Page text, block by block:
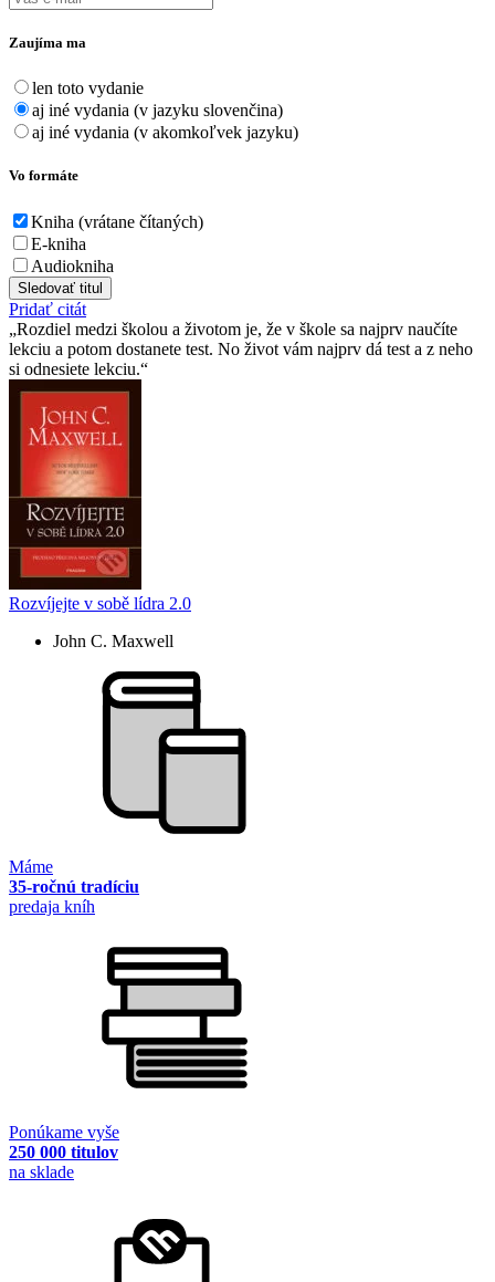
Zaujíma ma
len toto vydanie
aj iné vydania (v jazyku slovenčina)
aj iné vydania (v akomkoľvek jazyku)
Vo formáte
Kniha (vrátane čítaných)
E-kniha
Audiokniha
Sledovať titul
Pridať citát
Rozdiel medzi školou a životom je, že v škole sa najprv naučíte
lekciu a potom dostanete test. No život vám najprv dá test a z neho
si odnesiete lekciu.
Rozvíjejte v sobě lídra 2.0
John C. Maxwell
Máme
35-ročnú tradíciu
predaja kníh
Ponúkame vyše
250 000 titulov
na sklade